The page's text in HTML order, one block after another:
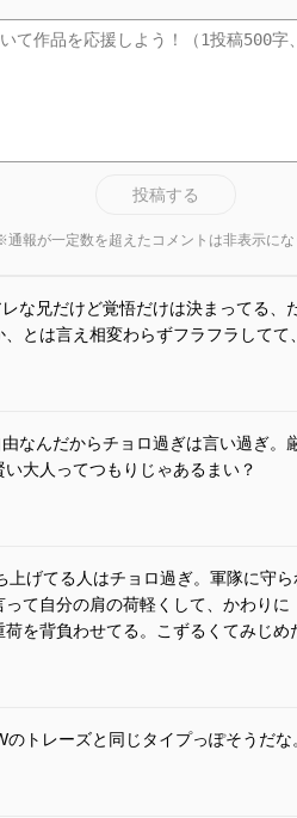
投稿する
通報が一定数を超えたコメントは非表示にな
な兄だけど覚悟だけは決まってる、
、とは言え相変わらずフラフラして
なんだからチョロ過ぎは言い過ぎ。
い大人ってつもりじゃあるまい？
上げてる人はチョロ過ぎ。軍隊に守
って自分の肩の荷軽くして、かわりに
を背負わせてる。こずるくてみじめ
のトレーズと同じタイプっぽそうだな